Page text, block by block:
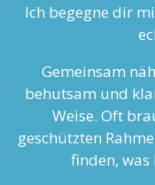
Ich begegne dir
Gemeinsam
behutsam und
Weise. Oft
geschützten
finden,